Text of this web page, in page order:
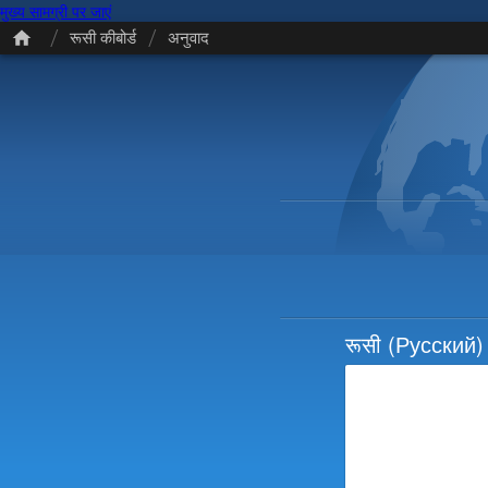
मुख्य सामग्री पर जाएं
/ रूसी कीबोर्ड / अनुवाद
रूसी (Русский)